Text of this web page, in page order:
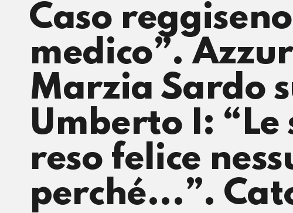
Caso
medico”.
Marzia Sardo
Umberto I:
reso felice
perché...”.